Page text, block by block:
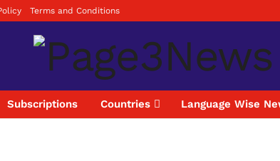
Terms and Conditions
Subscriptions Countries Language Wise